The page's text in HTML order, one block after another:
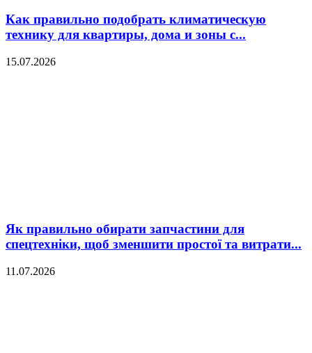
Как правильно подобрать климатическую
технику для квартиры, дома и зоны с...
15.07.2026
Як правильно обирати запчастини для
спецтехніки, щоб зменшити простої та витрати...
11.07.2026